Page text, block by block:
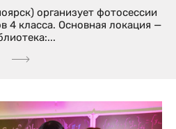
организует фотосессии
4 класса. Основная локация —